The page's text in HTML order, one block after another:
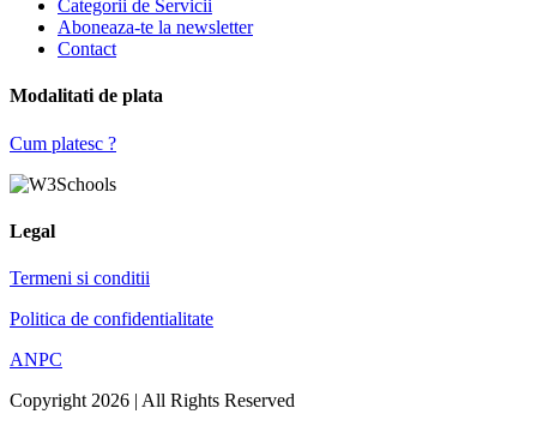
Categorii de Servicii
Aboneaza-te la newsletter
Contact
Modalitati de plata
Cum platesc ?
Legal
Termeni si conditii
Politica de confidentialitate
ANPC
Copyright 2026 | All Rights Reserved